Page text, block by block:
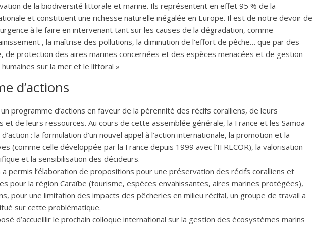
de la biodiversité littorale et marine. Ils représentent en effet 95 % de la
et constituent une richesse naturelle inégalée en Europe. Il est de notre devoir de
à le faire en intervenant tant sur les causes de la dégradation, comme
, la maîtrise des pollutions, la diminution de l’effort de pêche… que par des
de protection des aires marines concernées et des espèces menacées et de gestion
sur la mer et le littoral »
d’actions
un programme d’actions en faveur de la pérennité des récifs coralliens, de leurs
et de leurs ressources. Au cours de cette assemblée générale, la France et les Samoa
: la formulation d’un nouvel appel à l’action internationale, la promotion et la
(comme celle développée par la France depuis 1999 avec l’IFRECOR), la valorisation
et la sensibilisation des décideurs.
permis l’élaboration de propositions pour une préservation des récifs coralliens et
pour la région Caraïbe (tourisme, espèces envahissantes, aires marines protégées),
pour une limitation des impacts des pêcheries en milieu récifal, un groupe de travail a
sur cette problématique.
d’accueillir le prochain colloque international sur la gestion des écosystèmes marins